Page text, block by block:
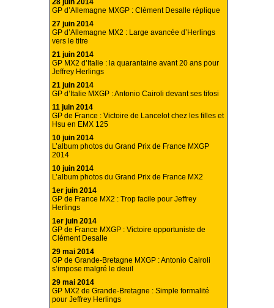
28 juin 2014
GP d’Allemagne MXGP : Clément Desalle réplique
27 juin 2014
GP d’Allemagne MX2 : Large avancée d’Herlings
vers le titre
21 juin 2014
GP MX2 d’Italie : la quarantaine avant 20 ans pour
Jeffrey Herlings
21 juin 2014
GP d’Italie MXGP : Antonio Cairoli devant ses tifosi
11 juin 2014
GP de France : Victoire de Lancelot chez les filles et
Hsu en EMX 125
10 juin 2014
L’album photos du Grand Prix de France MXGP
2014
10 juin 2014
L’album photos du Grand Prix de France MX2
1er juin 2014
GP de France MX2 : Trop facile pour Jeffrey
Herlings
1er juin 2014
GP de France MXGP : Victoire opportuniste de
Clément Desalle
29 mai 2014
GP de Grande-Bretagne MXGP : Antonio Cairoli
s’impose malgré le deuil
29 mai 2014
GP MX2 de Grande-Bretagne : Simple formalité
pour Jeffrey Herlings